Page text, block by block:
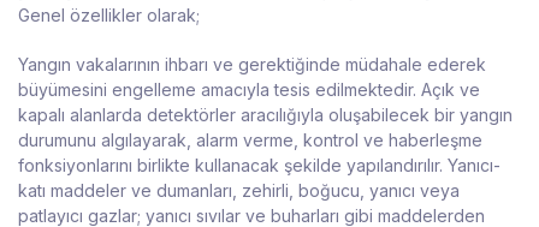
Genel özellikler olarak;
Yangın vakalarının ihbarı ve gerektiğinde müdahale ederek
büyümesini engelleme amacıyla tesis edilmektedir. Açık ve
kapalı alanlarda detektörler aracılığıyla oluşabilecek bir yangın
durumunu algılayarak, alarm verme, kontrol ve haberleşme
fonksiyonlarını birlikte kullanacak şekilde yapılandırılır. Yanıcı-
katı maddeler ve dumanları, zehirli, boğucu, yanıcı veya
patlayıcı gazlar; yanıcı sıvılar ve buharları gibi maddelerden